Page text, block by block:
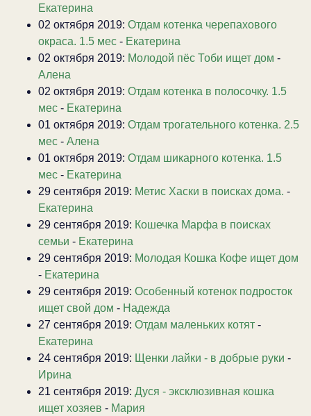
Екатерина
02 октября 2019: Отдам котенка черепахового
окраса. 1.5 мес - Екатерина
02 октября 2019: Молодой пёс Тоби ищет дом -
Алена
02 октября 2019: Отдам котенка в полосочку. 1.5
мес - Екатерина
01 октября 2019: Отдам трогательного котенка. 2.5
мес - Алена
01 октября 2019: Отдам шикарного котенка. 1.5
мес - Екатерина
29 сентября 2019: Метис Хаски в поисках дома. -
Екатерина
29 сентября 2019: Кошечка Марфа в поисках
семьи - Екатерина
29 сентября 2019: Молодая Кошка Кофе ищет дом
- Екатерина
29 сентября 2019: Особенный котенок подросток
ищет свой дом - Надежда
27 сентября 2019: Отдам маленьких котят -
Екатерина
24 сентября 2019: Щенки лайки - в добрые руки -
Ирина
21 сентября 2019: Дуся - эксклюзивная кошка
ищет хозяев - Мария